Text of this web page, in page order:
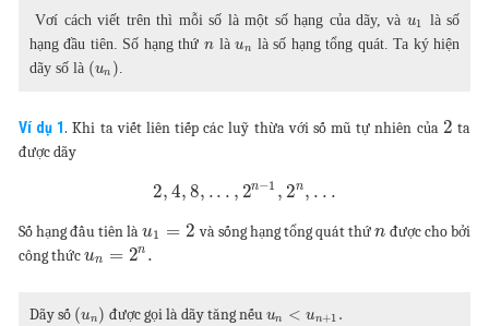
Vơí cách viết trên thì mỗi số là một số hạng của dãy, và u1
là số
hạng đầu tiên. Số hạng thứ n làun
là số hạng tổng quát. Ta ký hiện
dãy số là (un )
Ví dụ 1. Khi ta viết liên tiếp các luỹ thừa với số mũ tự nhiên của 2 ta
được dãy
2, 4, 8, . . . , 2n−1 , 2n, . . .
Số hạng đầu tiên làu1 = 2 và sống hạng tổng quát thứn được cho bởi
công thứcun = 2n .
Dãy số (un ) được gọi là dãy tăng nếu un < un+1 .